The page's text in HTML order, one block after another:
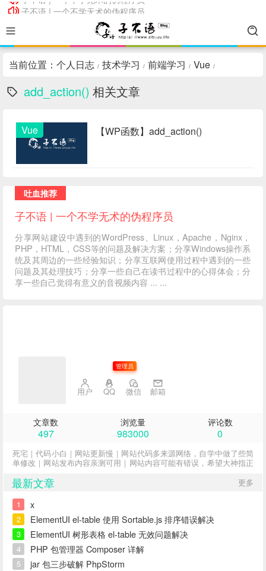
子不语 | 一个不学无术的伪程序员
子不语 | 一个不学无术的伪程序员
当前位置： 个人日志 / 技术学习 / 前端学习 / Vue /
add_action() 相关文章
Vue 【WP函数】add_action()
吐血推荐
子不语 | 一个不学无术的伪程序员
分享网站建设中遇到的WordPress、Linux，Apache，Nginx，
PHP，HTML，CSS等的问题及解决方案；分享Windows操作系
统及其周边的一些经验知识；分享互联网使用过程中遇到的一些
问题及其处理技巧；分享一些自己在读书过程中的心得体会；分
享一些自己觉得有意义的音视频内容 ... ...
管理员
用户 QQ 微信 邮箱
文章数
497
浏览量
983000
评论数
0
死宅｜代码小白｜网站更新慢｜网站代码多来源网络，自学中做了些简
单修改｜网站发布内容亲测可用｜网站内容可能有错误，希望大神指正
更多
最新文章
1 x
2 ElementUI el-table 使用 Sortable.js 排序错误解决
3 ElementUI 树形表格 el-table 无效问题解决
4 PHP 包管理器 Composer 详解
5 jar 包三步破解 PhpStorm